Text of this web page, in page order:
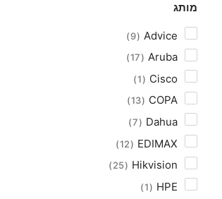
מותג
Advice
9
Aruba
17
Cisco
1
COPA
13
Dahua
7
EDIMAX
12
Hikvision
25
HPE
1